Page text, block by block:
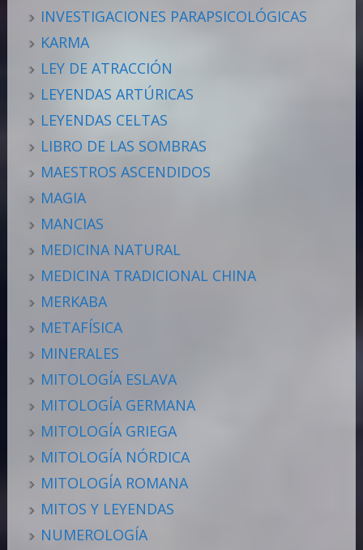
INVESTIGACIONES PARAPSICOLÓGICAS
KARMA
LEY DE ATRACCIÓN
LEYENDAS ARTÚRICAS
LEYENDAS CELTAS
LIBRO DE LAS SOMBRAS
MAESTROS ASCENDIDOS
MAGIA
MANCIAS
MEDICINA NATURAL
MEDICINA TRADICIONAL CHINA
MERKABA
METAFÍSICA
MINERALES
MITOLOGÍA ESLAVA
MITOLOGÍA GERMANA
MITOLOGÍA GRIEGA
MITOLOGÍA NÓRDICA
MITOLOGÍA ROMANA
MITOS Y LEYENDAS
NUMEROLOGÍA